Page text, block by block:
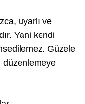
uyarlı ve
Yani kendi
Güzele
düzenlemeye